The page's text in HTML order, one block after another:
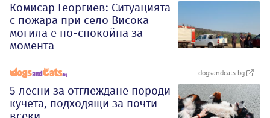
Комисар Георгиев: Ситуацията
с пожара при село Висока
могила е по-спокойна за
момента
dogsandcats.bg
5 лесни за отглеждане породи
кучета, подходящи за почти